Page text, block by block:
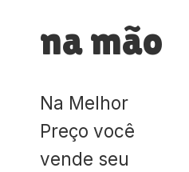
na mão
Na Melhor
Preço você
vende seu